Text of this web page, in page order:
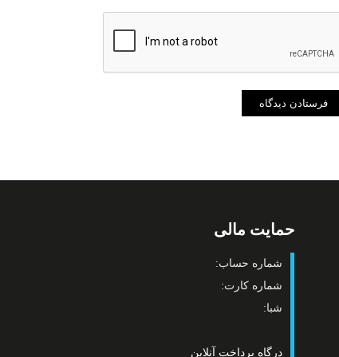
حمایت مالی
شماره حساب:
شماره کارت:
شبا:
درگاه پرداخت آنلاین